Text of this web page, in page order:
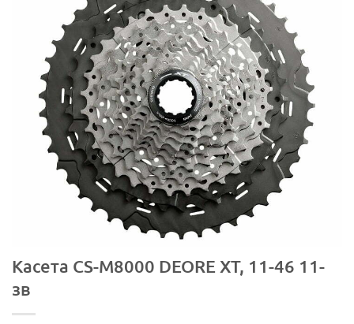
Касета CS-M8000 DEORE XT, 11-46 11-
зв